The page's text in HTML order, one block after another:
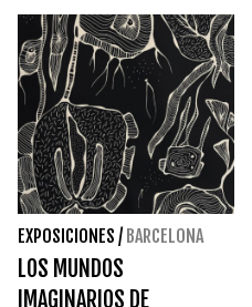
EXPOSICIONES / BARCELONA
LOS MUNDOS
IMAGINARIOS DE